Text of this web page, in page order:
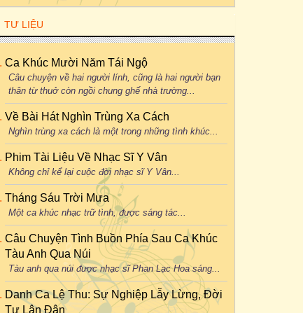
TƯ LIỆU
Ca Khúc Mười Năm Tái Ngộ
Câu chuyện về hai người lính, cũng là hai người bạn
thân từ thuở còn ngồi chung ghế nhà trường...
Về Bài Hát Nghìn Trùng Xa Cách
Nghìn trùng xa cách là một trong những tình khúc...
Phim Tài Liệu Về Nhạc Sĩ Y Vân
Không chỉ kể lại cuộc đời nhạc sĩ Y Vân...
Tháng Sáu Trời Mưa
Một ca khúc nhạc trữ tình, được sáng tác...
Câu Chuyện Tình Buồn Phía Sau Ca Khúc
Tàu Anh Qua Núi
Tàu anh qua núi được nhạc sĩ Phan Lạc Hoa sáng...
Danh Ca Lệ Thu: Sự Nghiệp Lẫy Lừng, Đời
Tư Lận Đận